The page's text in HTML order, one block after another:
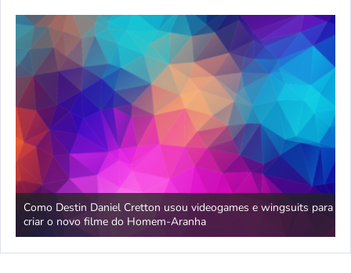
Como Destin Daniel Cretton usou videogames e wingsuits para
criar o novo filme do Homem-Aranha